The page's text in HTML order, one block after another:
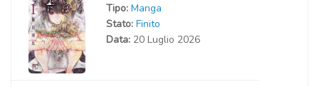
Tipo: Manga
Stato: Finito
Data: 20 Luglio 2026